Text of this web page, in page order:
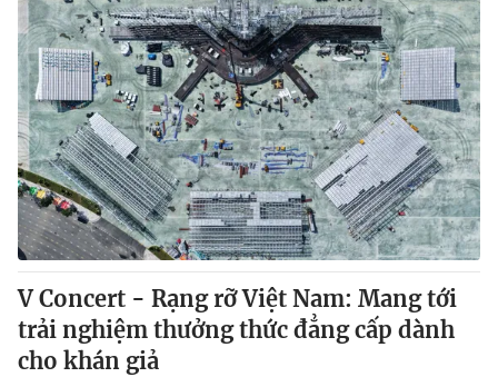
V Concert - Rạng rỡ Việt Nam: Mang tới
trải nghiệm thưởng thức đẳng cấp dành
cho khán giả